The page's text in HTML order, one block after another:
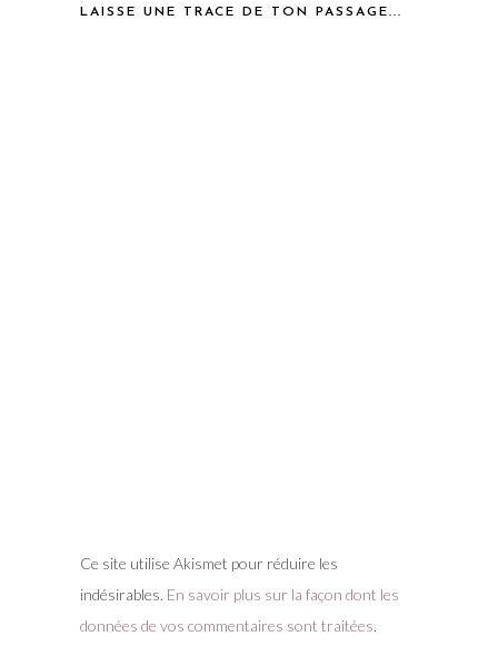
LAISSE UNE TRACE DE TON PASSAGE...
Ce site utilise Akismet pour réduire les
indésirables. En savoir plus sur la façon dont les
données de vos commentaires sont traitées.